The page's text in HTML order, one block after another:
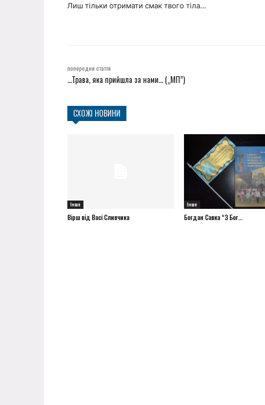
Лиш тільки отримати смак твого тіла…
попередня стаття
…Трава, яка прийшла за нами… („МП”)
СХОЖІ НОВИНИ
Інше
Вірш від Васі Сливчика
Інше
Богдан Савка “З Бог...